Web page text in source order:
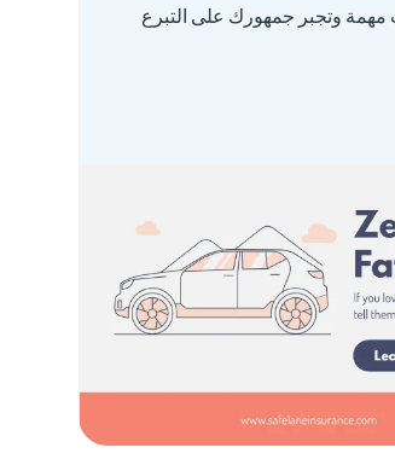
مهمة وتجبر جمهورك على التبرع